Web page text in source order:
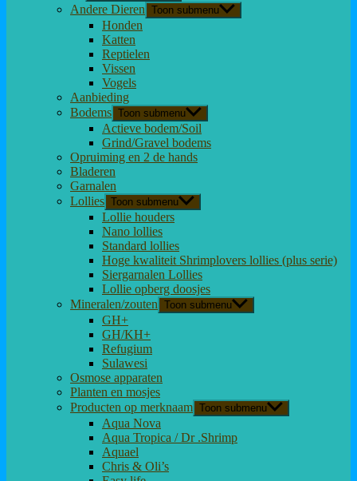
Andere Dieren Toon submenu
Honden
Katten
Reptielen
Vissen
Vogels
Aanbieding
Bodems Toon submenu
Actieve bodem/Soil
Grind/Gravel bodems
Opruiming en 2 de hands
Bladeren
Garnalen
Lollies Toon submenu
Lollie houders
Nano lollies
Standard lollies
Hoge kwaliteit Shrimplovers lollies (plus serie)
Siergarnalen Lollies
Lollie opberg doosjes
Mineralen/zouten Toon submenu
GH+
GH/KH+
Refugium
Sulawesi
Osmose apparaten
Planten en mosjes
Producten op merknaam Toon submenu
Aqua Nova
Aqua Tropica / Dr .Shrimp
Aquael
Chris & Oli’s